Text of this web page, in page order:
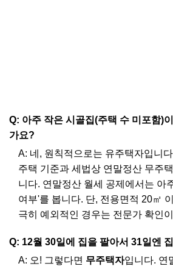
Q: 아주 작은 시골집(주택 수 미포함)
가요?
A: 네, 원칙적으로는 유주택자입니
주택 기준과 세법상 연말정산 무주
니다. 연말정산 월세 공제에서는 아
여부'를 봅니다. 단, 전용면적 20㎡
극히 예외적인 경우는 전문가 확인
Q: 12월 30일에 집을 팔아서 31일엔
A: 오! 그렇다면 무주택자입니다. 연